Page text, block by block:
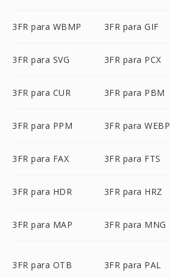
3FR para WBMP 3FR para GIF
3FR para SVG 3FR para PCX
3FR para CUR 3FR para PBM
3FR para PPM 3FR para WEBP
3FR para FAX 3FR para FTS
3FR para HDR 3FR para HRZ
3FR para MAP 3FR para MNG
3FR para OTB 3FR para PAL